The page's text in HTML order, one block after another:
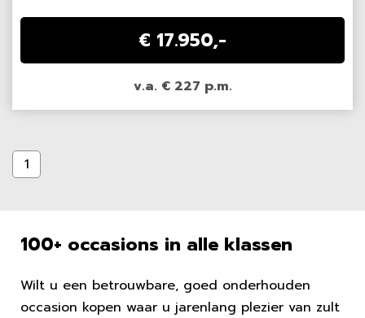
€ 17.950,-
v.a. € 227 p.m.
1
100+ occasions in alle klassen
Wilt u een betrouwbare, goed onderhouden
occasion kopen waar u jarenlang plezier van zult